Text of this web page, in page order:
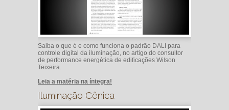
Saiba o que é e como funciona o padrão DALI para
controle digital da iluminação, no artigo do consultor
de performance energética de edificações Wilson
Teixeira.
Leia a matéria na íntegra!
Iluminação Cênica